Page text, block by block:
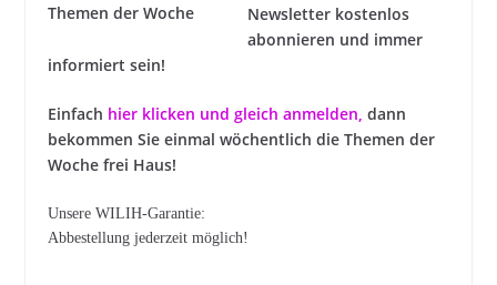
Newsletter kostenlos
abonnieren und immer
informiert sein!
Einfach hier klicken und gleich anmelden, dann
bekommen Sie einmal wöchentlich die Themen der
Woche frei Haus!
Unsere WILIH-Garantie:
Abbestellung jederzeit möglich!